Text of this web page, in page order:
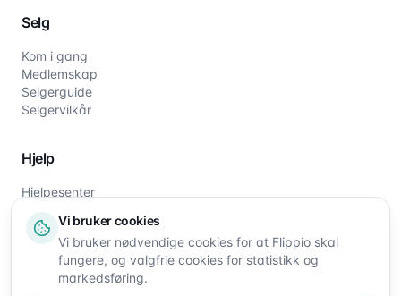
Selg
Kom i gang
Medlemskap
Selgerguide
Selgervilkår
Hjelp
Hjelpesenter
Om oss
Kontakt oss
Vi bruker cookies
Vi bruker nødvendige cookies for at Flippio skal
fungere, og valgfrie cookies for statistikk og
markedsføring.